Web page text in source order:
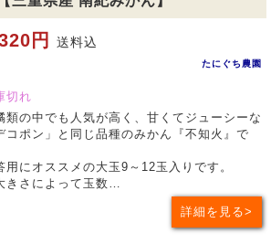
円 送料込
たにぐち農園
切れ
類の中でも人気が高く、甘くてジューシーな
コポン」と同じ品種のみかん『不知火』で
用にオススメの大玉9～12玉入りです。
きさによって玉数…
詳細を見る